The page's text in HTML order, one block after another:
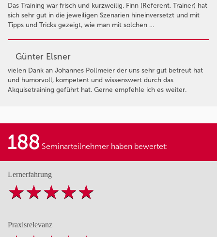
Das Training war frisch und kurzweilig. Finn (Referent, Trainer) hat
sich sehr gut in die jeweiligen Szenarien hineinversetzt und mit
Tipps und Tricks gezeigt, wie man mit solchen …
Günter Elsner
vielen Dank an Johannes Pollmeier der uns sehr gut betreut hat
und humorvoll, kompetent und wissenswert durch das
Akquisetraining geführt hat. Gerne empfehle ich es weiter.
188 Seminarteilnehmer haben bewertet:
Lernerfahrung
Praxisrelevanz